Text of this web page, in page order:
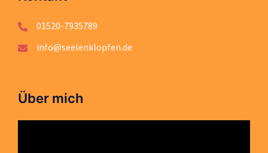
01520-7935789
info@seelenklopfen.de
Über mich